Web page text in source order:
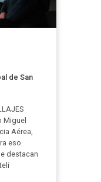
de San
Miguel
Aérea,
eso
destacan